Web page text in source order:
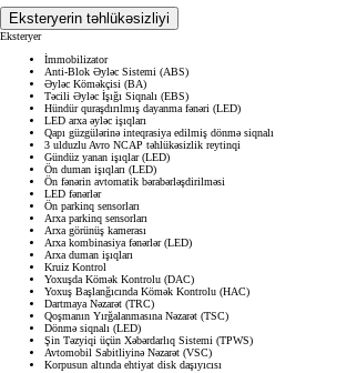
Eksteryerin təhlükəsizliyi
Eksteryer
İmmobilizator
Anti-Blok Əyləc Sistemi (ABS)
Əyləc Köməkçisi (BA)
Təcili Əyləc İşığı Siqnalı (EBS)
Hündür quraşdırılmış dayanma fənəri (LED)
LED arxa əyləc işıqları
Qapı güzgülərinə inteqrasiya edilmiş dönmə siqnalı
3 ulduzlu Avro NCAP təhlükəsizlik reytinqi
Gündüz yanan işıqlar (LED)
Ön duman işıqları (LED)
Ön fənərin avtomatik bərabərləşdirilməsi
LED fənərlər
Ön parkinq sensorları
Arxa parkinq sensorları
Arxa görünüş kamerası
Arxa kombinasiya fənərlər (LED)
Arxa duman işıqları
Kruiz Kontrol
Yoxuşda Kömək Kontrolu (DAC)
Yoxuş Başlanğıcında Kömək Kontrolu (HAC)
Dartmaya Nəzarət (TRC)
Qoşmanın Yırğalanmasına Nəzarət (TSC)
Dönmə siqnalı (LED)
Şin Təzyiqi üçün Xəbərdarlıq Sistemi (TPWS)
Avtomobil Sabitliyinə Nəzarət (VSC)
Korpusun altında ehtiyat disk daşıyıcısı